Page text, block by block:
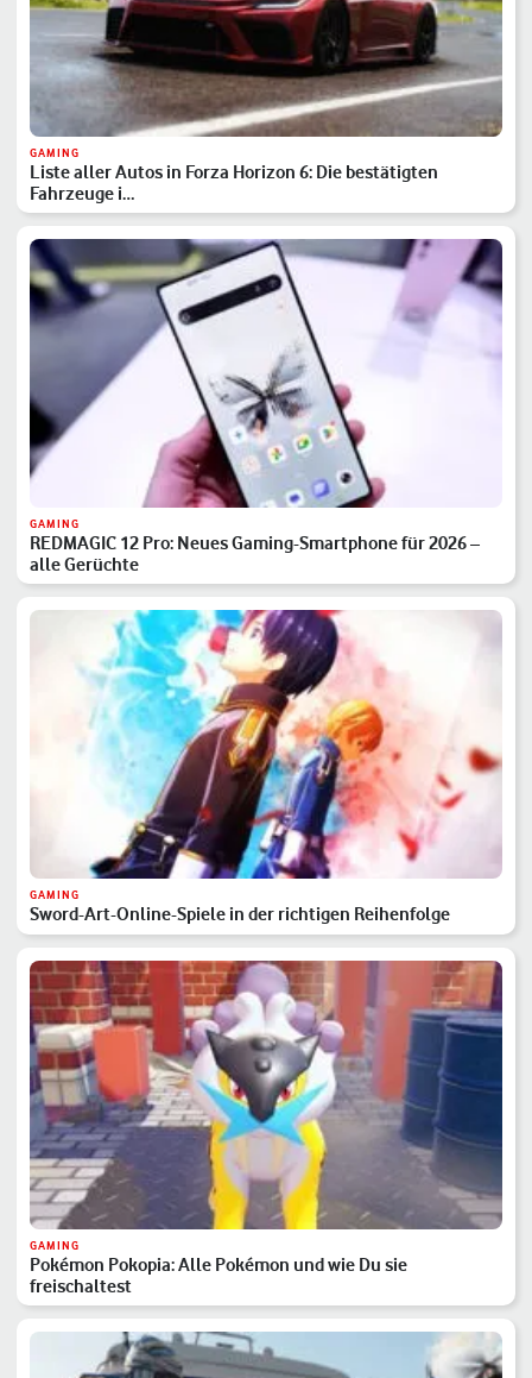
GAMING
Liste aller Autos in Forza Horizon 6: Die bestätigten
Fahrzeuge i…
GAMING
REDMAGIC 12 Pro: Neues Gaming-Smartphone für 2026 –
alle Gerüchte
GAMING
Sword-Art-Online-Spiele in der richtigen Reihenfolge
GAMING
Pokémon Pokopia: Alle Pokémon und wie Du sie
freischaltest